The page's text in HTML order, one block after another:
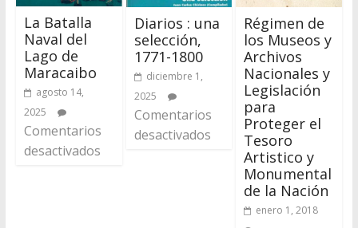
La Batalla
Naval del
Lago de
Maracaibo
agosto 14,
2025
Comentarios
desactivados
Diarios : una
selección,
1771-1800
diciembre 1,
2025
Comentarios
desactivados
Régimen de
los Museos y
Archivos
Nacionales y
Legislación
para
Proteger el
Tesoro
Artistico y
Monumental
de la Nación
enero 1, 2018